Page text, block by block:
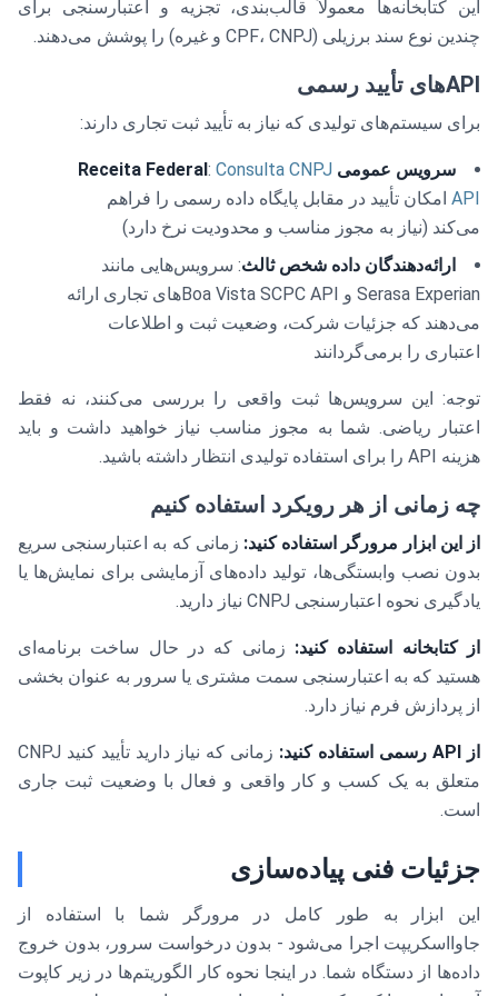
این کتابخانه‌ها معمولاً قالب‌بندی، تجزیه و اعتبارسنجی برای
چندین نوع سند برزیلی (CPF، CNPJ و غیره) را پوشش می‌دهند.
APIهای تأیید رسمی
برای سیستم‌های تولیدی که نیاز به تأیید ثبت تجاری دارند:
سرویس عمومی Receita Federal : Consulta CNPJ
API امکان تأیید در مقابل پایگاه داده رسمی را فراهم
می‌کند (نیاز به مجوز مناسب و محدودیت نرخ دارد)
ارائه‌دهندگان داده شخص ثالث: سرویس‌هایی مانند
Serasa Experian و Boa Vista SCPC APIهای تجاری ارائه
می‌دهند که جزئیات شرکت، وضعیت ثبت و اطلاعات
اعتباری را برمی‌گردانند
توجه: این سرویس‌ها ثبت واقعی را بررسی می‌کنند، نه فقط
اعتبار ریاضی. شما به مجوز مناسب نیاز خواهید داشت و باید
هزینه API را برای استفاده تولیدی انتظار داشته باشید.
چه زمانی از هر رویکرد استفاده کنیم
از این ابزار مرورگر استفاده کنید: زمانی که به اعتبارسنجی سریع
بدون نصب وابستگی‌ها، تولید داده‌های آزمایشی برای نمایش‌ها یا
یادگیری نحوه اعتبارسنجی CNPJ نیاز دارید.
از کتابخانه استفاده کنید: زمانی که در حال ساخت برنامه‌ای
هستید که به اعتبارسنجی سمت مشتری یا سرور به عنوان بخشی
از پردازش فرم نیاز دارد.
از API رسمی استفاده کنید:
زمانی که نیاز دارید تأیید کنید CNPJ
متعلق به یک کسب و کار واقعی و فعال با وضعیت ثبت جاری
است.
جزئیات فنی پیاده‌سازی
این ابزار به طور کامل در مرورگر شما با استفاده از
جاوااسکریپت اجرا می‌شود - بدون درخواست سرور، بدون خروج
داده‌ها از دستگاه شما. در اینجا نحوه کار الگوریتم‌ها در زیر کاپوت